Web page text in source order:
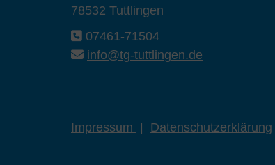
78532 Tuttlingen
07461-71504
info@tg-tuttlingen.de
Impressum Datenschutzerklärung